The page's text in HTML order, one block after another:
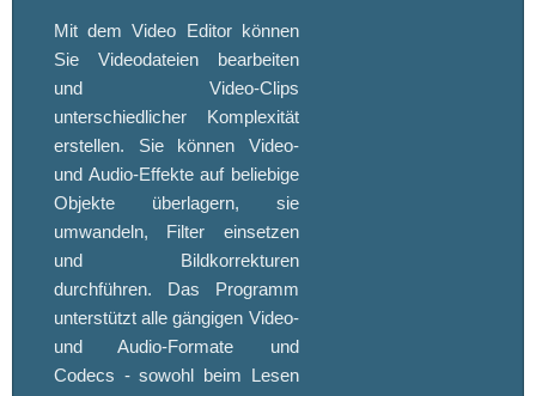
Mit dem Video Editor können
Sie Videodateien bearbeiten
und Video-Clips
unterschiedlicher Komplexität
erstellen. Sie können Video-
und Audio-Effekte auf beliebige
Objekte überlagern, sie
umwandeln, Filter einsetzen
und Bildkorrekturen
durchführen. Das Programm
unterstützt alle gängigen Video-
und Audio-Formate und
Codecs - sowohl beim Lesen